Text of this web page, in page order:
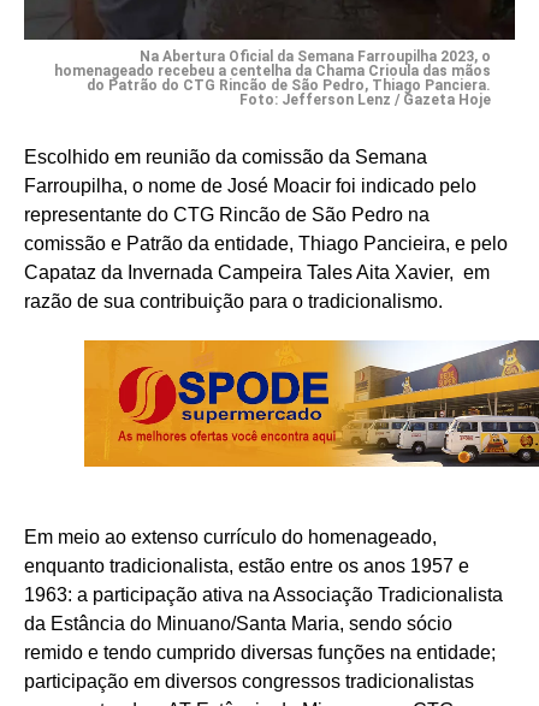
Na Abertura Oficial da Semana Farroupilha 2023, o
homenageado recebeu a centelha da Chama Crioula das mãos
do Patrão do CTG Rincão de São Pedro, Thiago Panciera.
Foto: Jefferson Lenz / Gazeta Hoje
Escolhido em reunião da comissão da Semana
Farroupilha, o nome de José Moacir foi indicado pelo
representante do CTG Rincão de São Pedro na
comissão e Patrão da entidade, Thiago Pancieira, e pelo
Capataz da Invernada Campeira Tales Aita Xavier, em
razão de sua contribuição para o tradicionalismo.
Em meio ao extenso currículo do homenageado,
enquanto tradicionalista, estão entre os anos 1957 e
1963: a participação ativa na Associação Tradicionalista
da Estância do Minuano/Santa Maria, sendo sócio
remido e tendo cumprido diversas funções na entidade;
participação em diversos congressos tradicionalistas